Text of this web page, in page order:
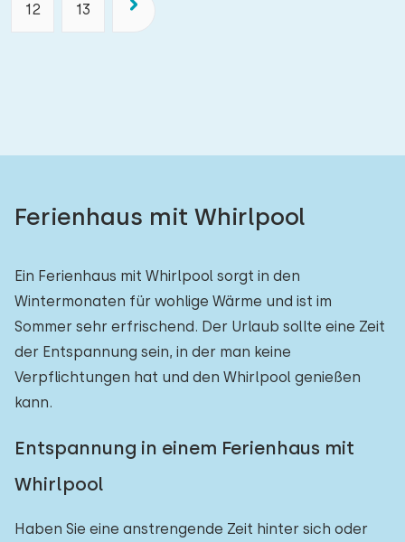
12 13
Ferienhaus mit Whirlpool
Ein Ferienhaus mit Whirlpool sorgt in den
Wintermonaten für wohlige Wärme und ist im
Sommer sehr erfrischend. Der Urlaub sollte eine Zeit
der Entspannung sein, in der man keine
Verpflichtungen hat und den Whirlpool genießen
kann.
Entspannung in einem Ferienhaus mit
Whirlpool
Haben Sie eine anstrengende Zeit hinter sich oder